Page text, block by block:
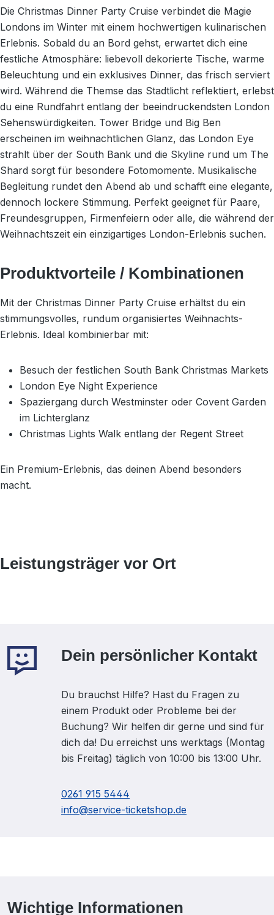
Dein persönlicher Kontakt
Du brauchst Hilfe? Hast du Fragen zu
einem Produkt oder Probleme bei der
Buchung? Wir helfen dir gerne und sind für
dich da! Du erreichst uns werktags (Montag
bis Freitag) täglich von 10:00 bis 13:00 Uhr.
0261 915 5444
info@service-ticketshop.de
Wichtige Informationen
Die Christmas Dinner Party Cruise verbindet die Magie
Londons im Winter mit einem hochwertigen kulinarischen
Erlebnis. Sobald du an Bord gehst, erwartet dich eine
festliche Atmosphäre: liebevoll dekorierte Tische, warme
Beleuchtung und ein exklusives Dinner, das frisch serviert
wird. Während die Themse das Stadtlicht reflektiert, erlebst
du eine Rundfahrt entlang der beeindruckendsten London
Sehenswürdigkeiten. Tower Bridge und Big Ben
erscheinen im weihnachtlichen Glanz, das London Eye
strahlt über der South Bank und die Skyline rund um The
Shard sorgt für besondere Fotomomente. Musikalische
Begleitung rundet den Abend ab und schafft eine elegante,
dennoch lockere Stimmung. Perfekt geeignet für Paare,
Freundesgruppen, Firmenfeiern oder alle, die während der
Weihnachtszeit ein einzigartiges London-Erlebnis suchen.
Produktvorteile / Kombinationen
Mit der Christmas Dinner Party Cruise erhältst du ein
stimmungsvolles, rundum organisiertes Weihnachts-
Erlebnis. Ideal kombinierbar mit:
Besuch der festlichen South Bank Christmas Markets
London Eye Night Experience
Spaziergang durch Westminster oder Covent Garden
im Lichterglanz
Christmas Lights Walk entlang der Regent Street
Ein Premium-Erlebnis, das deinen Abend besonders
macht.
Leistungsträger vor Ort